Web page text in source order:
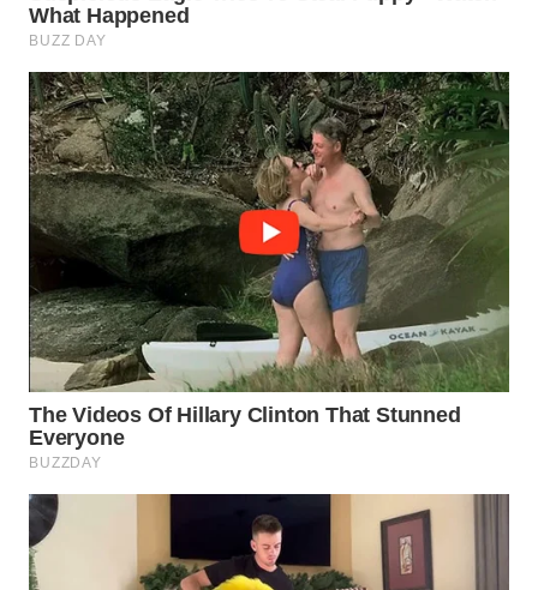
WN
WN
LABUANBAJO
WN
BORNEO
Wahana
Media
Group
WAHANA
NEWS